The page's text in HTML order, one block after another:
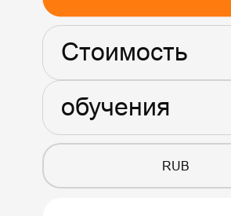
RUB
Стоимость
обучения